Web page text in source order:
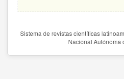
Sistema de revistas científicas
Nacional Autónoma